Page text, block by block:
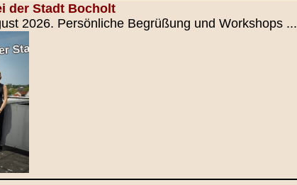
der Stadt Bocholt
2026. Persönliche Begrüßung und Workshops ...